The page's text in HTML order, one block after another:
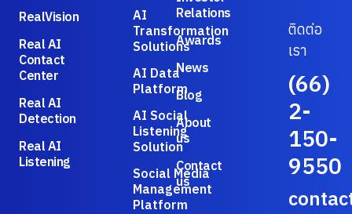
ติดต่อ
เรา
(66)
2-
150-
9550
RealVision
Real AI
Contact
Center
Real AI
Detection
Real AI
Listening
AI
Transformation
Solutions
AI Data
Platform
AI Social
Listening
Solution
Social Media
Management
Platform
Relations
Awards
News
Blog
About
us
Contact
us